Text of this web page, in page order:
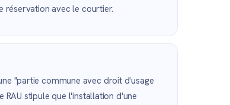
réservation avec le courtier.
"partie commune avec droit d'usage
stipule que l'installation d'une